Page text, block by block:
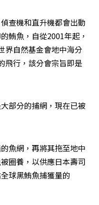
查機和直升機都會出動
鮪魚，自從2001年起，
界自然基金會地中海分
飛行，該分會宗旨即是
部分的捕網，現在已被
魚網，再將其拖至地中
圈養，以供應日本壽司
球黑鮪魚捕獲量的